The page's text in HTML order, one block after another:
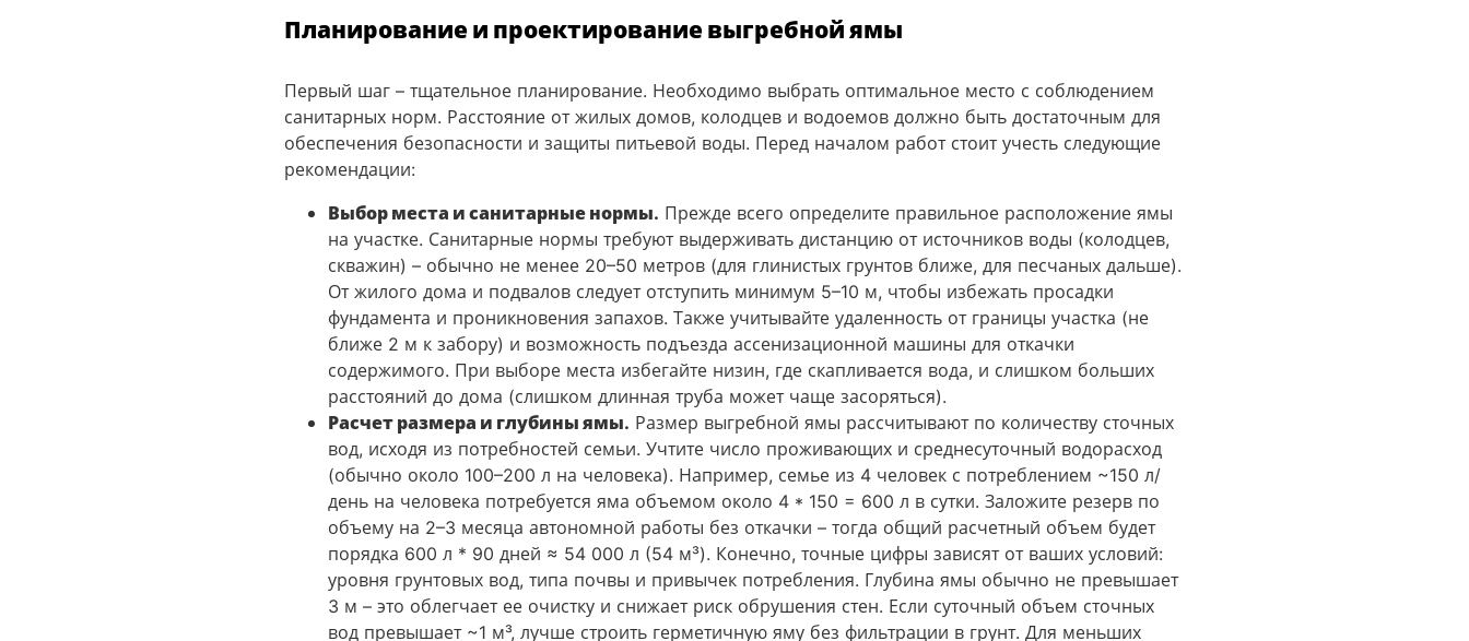
Планирование и проектирование выгребной ямы
Первый шаг – тщательное планирование. Необходимо выбрать оптимальное место с соблюдением
санитарных норм. Расстояние от жилых домов, колодцев и водоемов должно быть достаточным для
обеспечения безопасности и защиты питьевой воды. Перед началом работ стоит учесть следующие
рекомендации:
Выбор места и санитарные нормы. Прежде всего определите правильное расположение ямы
на участке. Санитарные нормы требуют выдерживать дистанцию от источников воды (колодцев,
скважин) – обычно не менее 20–50 метров (для глинистых грунтов ближе, для песчаных дальше)​.
От жилого дома и подвалов следует отступить минимум 5–10 м, чтобы избежать просадки
фундамента и проникновения запахов. Также учитывайте удаленность от границы участка (не
ближе 2 м к забору) и возможность подъезда ассенизационной машины для откачки
содержимого​. При выборе места избегайте низин, где скапливается вода, и слишком больших
расстояний до дома (слишком длинная труба может чаще засоряться).
Расчет размера и глубины ямы. Размер выгребной ямы рассчитывают по количеству сточных
вод, исходя из потребностей семьи. Учтите число проживающих и среднесуточный водорасход
(обычно около 100–200 л на человека). Например, семье из 4 человек с потреблением ~150 л/
день на человека потребуется яма объемом около 4 * 150 = 600 л в сутки. Заложите резерв по
объему на 2–3 месяца автономной работы без откачки – тогда общий расчетный объем будет
порядка 600 л * 90 дней ≈ 54 000 л (54 м³). Конечно, точные цифры зависят от ваших условий:
уровня грунтовых вод, типа почвы и привычек потребления. Глубина ямы обычно не превышает
3 м​ – это облегчает ее очистку и снижает риск обрушения стен. Если суточный объем сточных
вод превышает ~1 м³, лучше строить герметичную яму без фильтрации в грунт​. Для меньших